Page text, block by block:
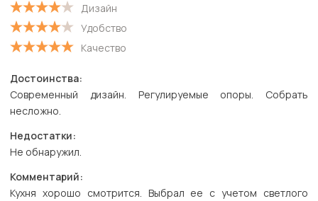
Дизайн
Удобство
Качество
Достоинства:
Современный дизайн. Регулируемые опоры. Собрать
несложно.
Недостатки:
Не обнаружил.
Комментарий:
Кухня хорошо смотрится. Выбрал ее с учетом светлого